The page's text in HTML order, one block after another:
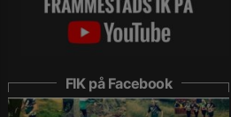
FIK på Facebook